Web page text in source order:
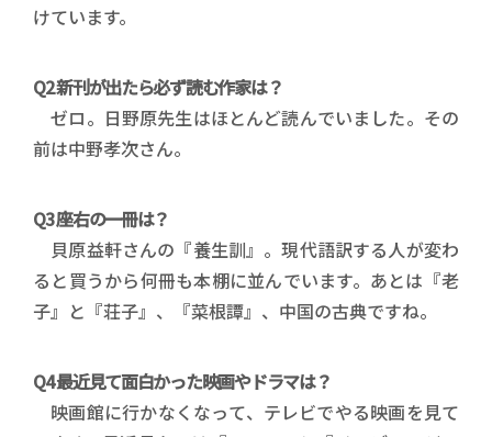
けています。
Q2 新刊が出たら必ず読む作家は？
ゼロ。日野原先生はほとんど読んでいました。その
前は中野孝次さん。
Q3 座右の一冊は？
貝原益軒さんの『養生訓』。現代語訳する人が変わ
ると買うから何冊も本棚に並んでいます。あとは『老
子』と『荘子』、『菜根譚』、中国の古典ですね。
Q4 最近見て面白かった映画やドラマは？
映画館に行かなくなって、テレビでやる映画を見て